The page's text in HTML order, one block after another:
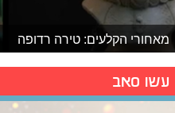
מאחורי הקלעים: טירה רדופה
עשו סאב